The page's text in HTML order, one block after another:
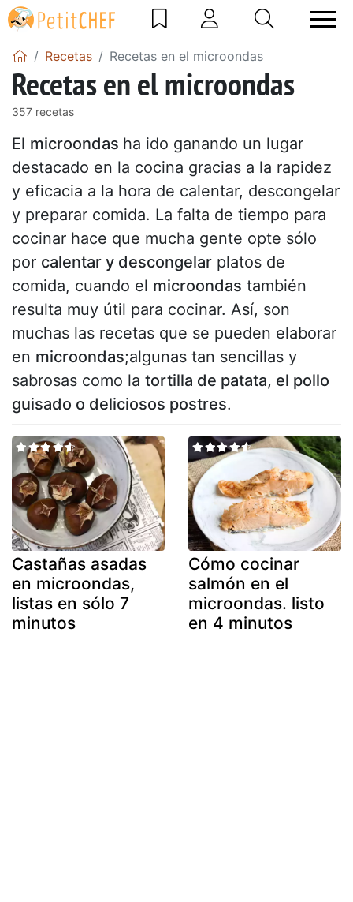
Recetas Recetas en el microondas
Recetas en el microondas
357 recetas
El microondas ha ido ganando un lugar
destacado en la cocina gracias a la rapidez
y eficacia a la hora de calentar, descongelar
y preparar comida. La falta de tiempo para
cocinar hace que mucha gente opte sólo
por calentar y descongelar platos de
comida, cuando el microondas también
resulta muy útil para cocinar. Así, son
muchas las recetas que se pueden elaborar
en microondas;algunas tan sencillas y
sabrosas como la tortilla de patata, el pollo
guisado o deliciosos postres.
Castañas asadas
en microondas,
listas en sólo 7
minutos
Cómo cocinar
salmón en el
microondas. listo
en 4 minutos